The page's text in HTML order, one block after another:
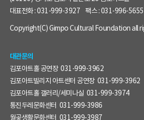
대표전화 :031-999-3927 팩스 :031-996-5655
Copyright(C) Gimpo Cultural Foundation all
대관문의
김포아트홀 공연장 031-999-3962
김포아트빌리지 아트센터 공연장 031-999-3962
김포아트홀 갤러리/세미나실 031-999-3974
통진두레문화센터 031-999-3986
월곶생활문화센터 031-999-3987